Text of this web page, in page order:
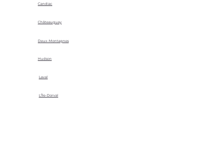
Candiac
Châteauguay
Deux-Montagnes
Hudson
Laval
L'Île-Dorval